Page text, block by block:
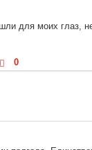
для моих глаз,
0